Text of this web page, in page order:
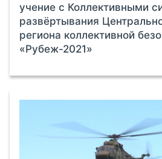
учение с Коллективными
развёртывания
региона коллективной
«Рубеж-2021»